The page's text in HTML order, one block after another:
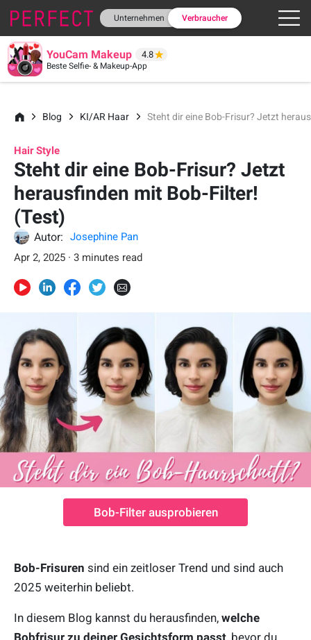
Unternehmen Verbraucher
YouCam Makeup 4.8
Beste Selfie- & Makeup-App
Blog KI/AR Haar Steht dir eine Bob-Frisur? Jetzt
Hair Style
Steht dir eine Bob-Frisur? Jetzt
herausfinden mit Bob-Filter!
(Test)
Autor:
Josephine Pan
Apr 2, 2025 · 3 minutes read
Bob-Filter ausprobieren
Bob-Frisuren sind ein zeitloser Trend und sind auch
2025 weiterhin beliebt.
In diesem Blog kannst du herausfinden, welche